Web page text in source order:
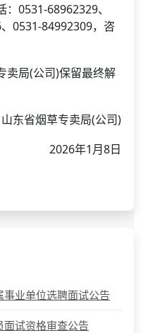
0531-68962329、
0531-84992309，咨
局(公司)保留最终解
省烟草专卖局(公司)
2026年1月8日
业单位选聘面试公告
试资格审查公告